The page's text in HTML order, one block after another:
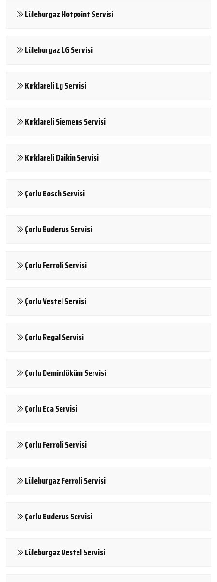
Lüleburgaz Hotpoint Servisi
Lüleburgaz LG Servisi
Kırklareli Lg Servisi
Kırklareli Siemens Servisi
Kırklareli Daikin Servisi
Çorlu Bosch Servisi
Çorlu Buderus Servisi
Çorlu Ferroli Servisi
Çorlu Vestel Servisi
Çorlu Regal Servisi
Çorlu Demirdöküm Servisi
Çorlu Eca Servisi
Çorlu Ferroli Servisi
Lüleburgaz Ferroli Servisi
Çorlu Buderus Servisi
Lüleburgaz Vestel Servisi